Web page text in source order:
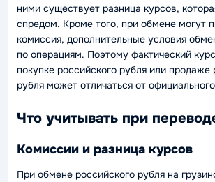
ними существует разница курсов,
спредом. Кроме того, при обмене могут
комиссия, дополнительные условия
по операциям. Поэтому фактический
покупке российского рубля или продаже
рубля может отличаться от
Что учитывать при
Комиссии и разница курсов
При обмене российского рубля на